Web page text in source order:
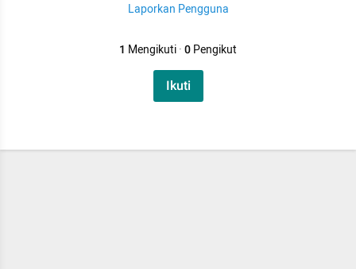
Laporkan Pengguna
1 Mengikuti·0Pengikut
Ikuti